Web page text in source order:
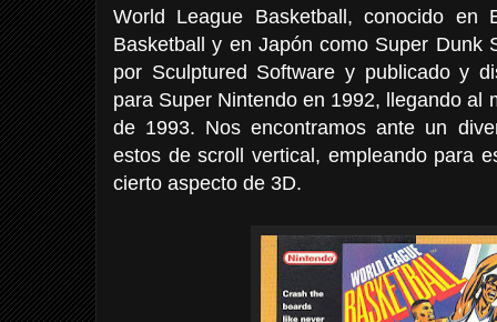
World League Basketball, conocido en
Basketball y en Japón como Super Dunk
por Sculptured Software y publicado y
para Super Nintendo en 1992, llegando al
de 1993. Nos encontramos ante un
estos de scroll vertical, empleando para
cierto aspecto de 3D.